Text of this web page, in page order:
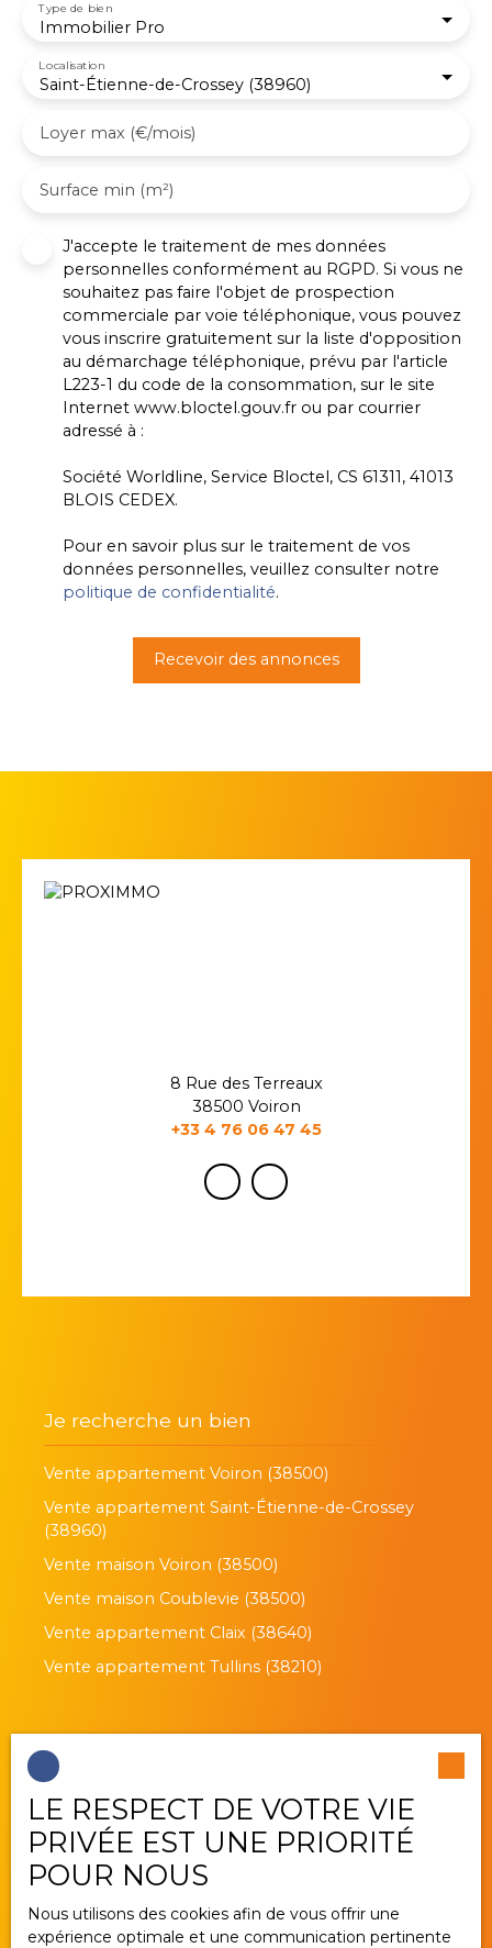
Immobilier Pro
Type de bien
Saint-Étienne-de-Crossey (38960)
Localisation
Loyer max (€/mois)
Surface min (m²)
J'accepte le traitement de mes données
personnelles conformément au RGPD. Si vous ne
souhaitez pas faire l'objet de prospection
commerciale par voie téléphonique, vous pouvez
vous inscrire gratuitement sur la liste d'opposition
au démarchage téléphonique, prévu par l'article
L223-1 du code de la consommation, sur le site
Internet www.bloctel.gouv.fr ou par courrier
adressé à :
Société Worldline, Service Bloctel, CS 61311, 41013
BLOIS CEDEX.
Pour en savoir plus sur le traitement de vos
données personnelles, veuillez consulter notre
politique de confidentialité.
Recevoir des annonces
8 Rue des Terreaux
38500 Voiron
+33 4 76 06 47 45
Je recherche un bien
Vente appartement Voiron (38500)
Vente appartement Saint-Étienne-de-Crossey
(38960)
Vente maison Voiron (38500)
Vente maison Coublevie (38500)
Vente appartement Claix (38640)
Vente appartement Tullins (38210)
Je suis propriétaire
Estimez votre bien
Vendre avec nous
Gestion locative
Nous contacter
LE RESPECT DE VOTRE VIE
PRIVÉE EST UNE PRIORITÉ
POUR NOUS
Nous utilisons des cookies afin de vous offrir une
expérience optimale et une communication pertinente